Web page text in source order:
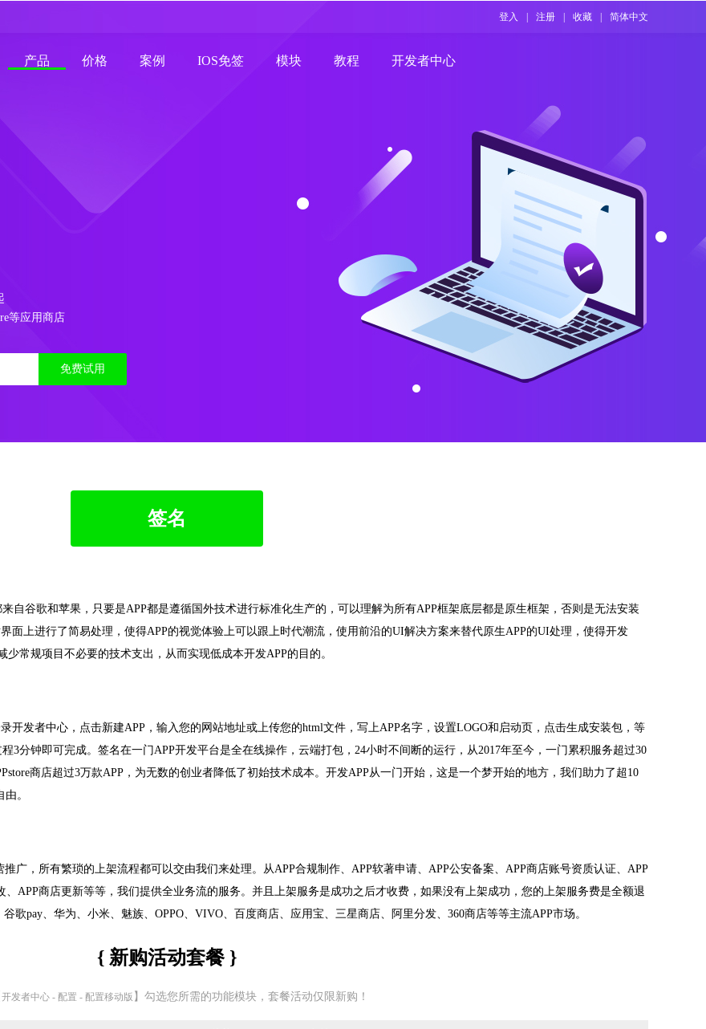
登入 注册 收藏 简体中文
产品 价格 案例 IOS免签 模块 教程 开发者中心
等应用商店
免费试用
签名
自谷歌和苹果，只要是APP都是遵循国外技术进行标准化生产的，可以理解为所有APP框架底层都是原生框架，否则是无法安装
面上进行了简易处理，使得APP的视觉体验上可以跟上时代潮流，使用前沿的UI解决方案来替代原生APP的UI处理，使得开发
常规项目不必要的技术支出，从而实现低成本开发APP的目的。
开发者中心，点击新建APP，输入您的网站地址或上传您的html文件，写上APP名字，设置LOGO和启动页，点击生成安装包，等
3分钟即可完成。签名在一门APP开发平台是全在线操作，云端打包，24小时不间断的运行，从2017年至今，一门累积服务超过30
商店超过3万款APP，为无数的创业者降低了初始技术成本。开发APP从一门开始，这是一个梦开始的地方，我们助力了超10
。
广，所有繁琐的上架流程都可以交由我们来处理。从APP合规制作、APP软著申请、APP公安备案、APP商店账号资质认证、APP
、APP商店更新等等，我们提供全业务流的服务。并且上架服务是成功之后才收费，如果没有上架成功，您的上架服务费是全额退
歌pay、华为、小米、魅族、OPPO、VIVO、百度商店、应用宝、三星商店、阿里分发、360商店等等主流APP市场。
{ 新购活动套餐 }
开发者中心 - 配置 - 配置移动版 】勾选您所需的功能模块，套餐活动仅限新购！